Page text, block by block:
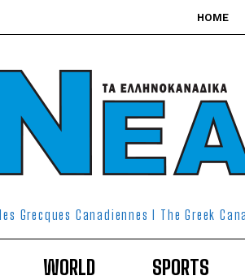
HOME
Grecques Canadiennes I The Greek
WORLD SPORTS